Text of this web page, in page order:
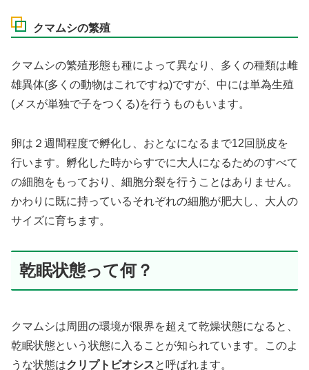
クマムシの繁殖
クマムシの繁殖形態も種によって異なり、多くの種類は雌
雄異体(多くの動物はこれですね)ですが、中には単為生殖
(メスが単独で子をつくる)を行うものもいます。
卵は２週間程度で孵化し、おとなになるまで12回脱皮を
行います。孵化した時からすでに大人になるためのすべて
の細胞をもっており、細胞分裂を行うことはありません。
かわりに既に持っているそれぞれの細胞が肥大し、大人の
サイズに育ちます。
乾眠状態って何？
クマムシは周囲の環境が限界を超えて乾燥状態になると、
乾眠状態という状態に入ることが知られています。このよ
うな状態はクリプトビオシスと呼ばれます。